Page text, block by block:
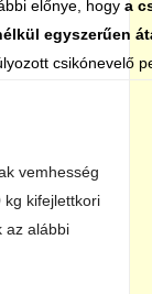
előnye, hogy a
egyszerűen
csikónevelő
vemhesség
kg kifejlettkori
az alábbi